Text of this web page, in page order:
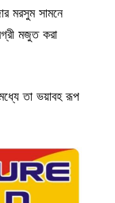
মরসুম সামনে
মজুত করা
তা ভয়াবহ রূপ